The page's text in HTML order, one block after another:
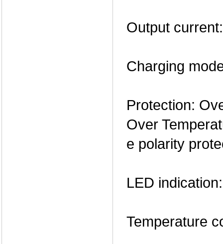
Output
Charging
Protection:
Over
e polarity
LED
Temperature